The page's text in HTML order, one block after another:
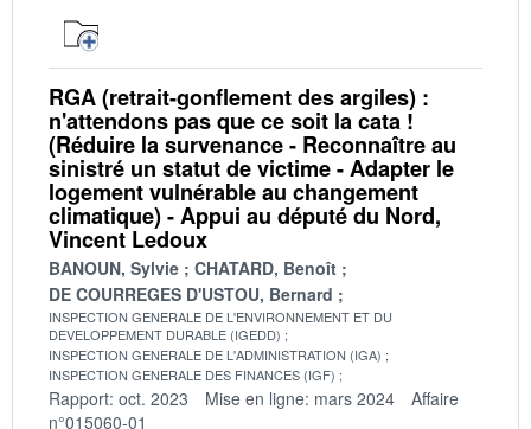
RGA (retrait-gonflement des argiles) :
n'attendons pas que ce soit la cata !
(Réduire la survenance - Reconnaître au
sinistré un statut de victime - Adapter le
logement vulnérable au changement
climatique) - Appui au député du Nord,
Vincent Ledoux
BANOUN, Sylvie
CHATARD, Benoît
DE COURREGES D'USTOU, Bernard
INSPECTION GENERALE DE L'ENVIRONNEMENT ET DU
DEVELOPPEMENT DURABLE (IGEDD)
INSPECTION GENERALE DE L'ADMINISTRATION (IGA)
INSPECTION GENERALE DES FINANCES (IGF)
Rapport: oct. 2023 Mise en ligne: mars 2024
Affaire
n°015060-01